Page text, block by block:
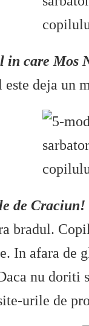
in care Mos
deja un
de Craciun!
bradul.
In afara
nu doriti
urile de